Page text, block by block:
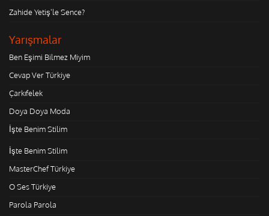
Zahide Yetiş'le Sence?
Yarışmalar
Ben Eşimi Bilmez Miyim
Cevap Ver Türkiye
Çarkıfelek
Doya Doya Moda
İşte Benim Stilim
İşte Benim Stilim
MasterChef Türkiye
O Ses Türkiye
Parola Parola